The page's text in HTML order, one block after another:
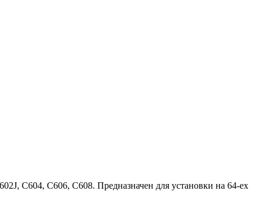
C604, C606, C608. Предназначен для установки на 64-ех